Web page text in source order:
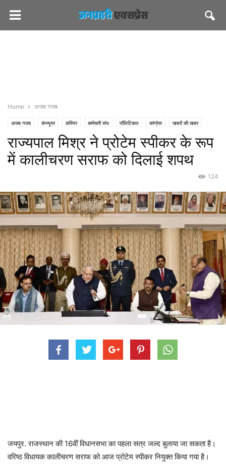
Home अजब गजब
अजब गजब कंज्यूमर करियर कर्मचारी संघ पॉलिटिकल कांग्रेस खबरों की खबर
जनप्रहरी लेटेस्ट जयपुर सीएमओ राजस्थान
राज्यपाल मिश्र ने प्रोटेम स्पीकर के रूप
में कालीचरण सराफ को दिलाई शपथ
124
जयपुर. राजस्थान की 16वीं विधानसभा का पहला सत्र जल्द बुलाया जा सकता है।
वरिष्ठ विधायक कालीचरण सराफ को आज प्रोटेम स्पीकर नियुक्त किया गया है।